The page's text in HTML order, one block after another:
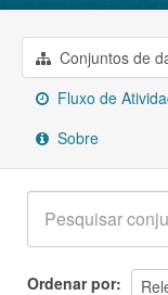
Organizações
Grupos
Sobre
Conjuntos de
Fluxo de
Sobre
Ordenar por